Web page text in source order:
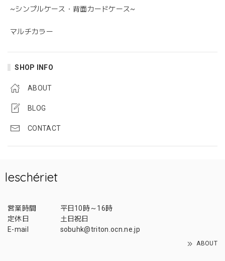
~シンプルケース・背面カードケース~
マルチカラー
SHOP INFO
ABOUT
BLOG
CONTACT
leschériet
営業時間
平日10時～16時
定休日
土日祝日
E-mail
sobuhk@triton.ocn.ne.jp
ABOUT